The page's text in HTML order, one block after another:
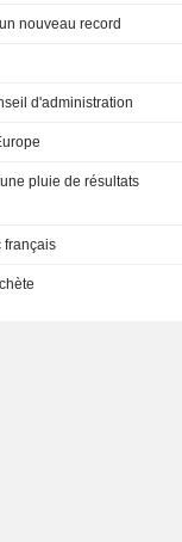
nouveau record
d'administration
pluie de résultats
français